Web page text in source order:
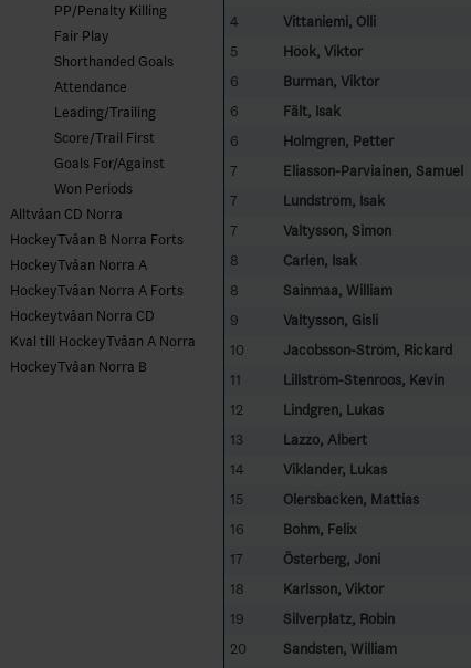
PP/Penalty Killing
Fair Play
Shorthanded Goals
Attendance
Leading/Trailing
Score/Trail First
Goals For/Against
Won Periods
Alltvåan CD Norra
HockeyTvåan B Norra Forts
HockeyTvåan Norra A
HockeyTvåan Norra A Forts
Hockeytvåan Norra CD
Kval till HockeyTvåan A Norra
HockeyTvåan Norra B
4
Vittaniemi, Olli
5
Höök, Viktor
6
Burman, Viktor
6
Fält, Isak
6
Holmgren, Petter
7
Eliasson-Parviainen, Samuel
7
Lundström, Isak
7
Valtysson, Simon
8
Carlén, Isak
8
Sainmaa, William
9
Valtysson, Gisli
10
Jacobsson-Ström, Rickard
11
Lillström-Stenroos, Kevin
12
Lindgren, Lukas
13
Lazzo, Albert
14
Viklander, Lukas
15
Olersbacken, Mattias
16
Bohm, Felix
17
Österberg, Joni
18
Karlsson, Viktor
19
Silverplatz, Robin
20
Sandsten, William